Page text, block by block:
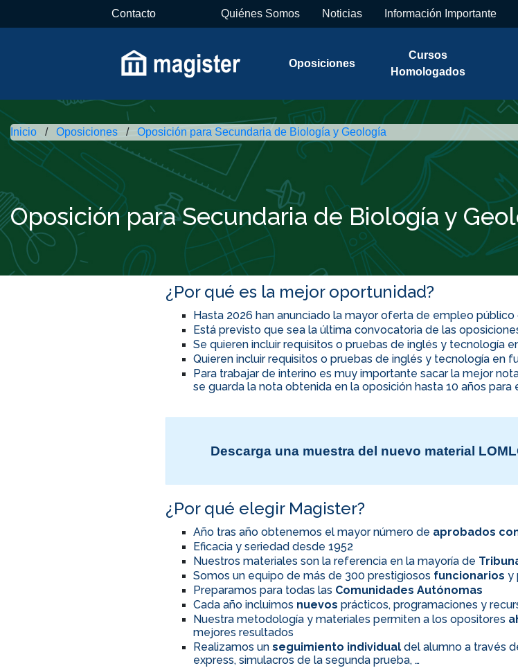
Contacto Quiénes Somos Noticias Información Importante
Oposiciones
Cursos
Homologados
Inicio Oposiciones Oposición para Secundaria de Biología y Geología
Oposición para Secundaria de Biología y
¿Por qué es la mejor oportunidad?
Hasta 2026 han anunciado la mayor oferta de empleo
Está previsto que sea la última convocatoria de las
Se quieren incluir requisitos o pruebas de inglés y tecnología
Quieren incluir requisitos o pruebas de inglés y tecnología en
Para trabajar de interino es muy importante sacar la mejor
se guarda la nota obtenida en la oposición hasta 10 años
Descarga una muestra del nuevo material
¿Por qué elegir Magister?
Año tras año obtenemos el mayor número de aprobados
Eficacia y seriedad desde 1952
Nuestros materiales son la referencia en la mayoría de
Somos un equipo de más de 300 prestigiosos funcionarios y
Preparamos para todas las Comunidades Autónomas
Cada año incluimos nuevos prácticos, programaciones y
Nuestra metodología y materiales permiten a los opositores
mejores resultados
Realizamos un seguimiento individual del alumno a través
express, simulacros de la segunda prueba, …